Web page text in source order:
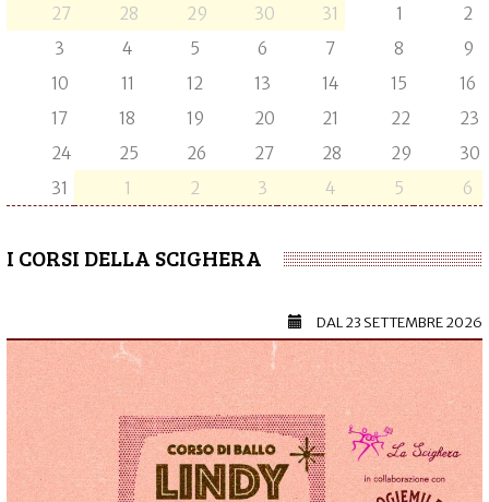
27 28 29 30 31 1
2
3
4 5 6 7 8
9
10
11 12 13 14 15
16
17
18 19 20 21 22
23
24
25 26 27 28 29
30
31
1 2 3 4 5 6
I CORSI DELLA SCIGHERA
DAL23 SETTEMBRE 2026